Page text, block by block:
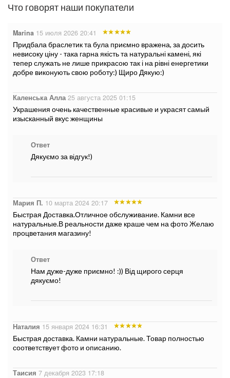
Что говорят наши покупатели
Marina 15 июля 2026 20:41
Придбала браслетик та була приємно вражена, за досить
невисоку ціну - така гарна якість та натуральні камені, які
тепер служать не лише прикрасою так і на рівні енергетики
добре виконують свою роботу:) Щиро Дякую:)
Каленська Алла 25 августа 2025 01:15
Украшения очень качественные красивые и украсят самый
изысканный вкус женщины
Ответ
Дякуємо за відгук!)
Мария П. 10 марта 2024 20:17
Быстрая Доставка.Отличное обслуживание. Камни все
натуральные.В реальности даже краше чем на фото Желаю
процветания магазину!
Ответ
Нам дуже-дуже приємно! :)) Від щирого серця
дякуємо!
Наталия 15 января 2024 16:31
Быстрая доставка. Камни натуральные. Товар полностью
соответствует фото и описанию.
Таисия 7 декабря 2023 17:18